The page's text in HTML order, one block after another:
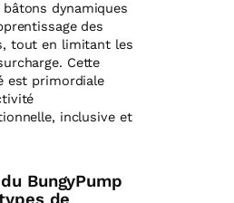
bâtons dynamiques
des
tout en limitant les
Cette
est primordiale
inclusive et
BungyPump